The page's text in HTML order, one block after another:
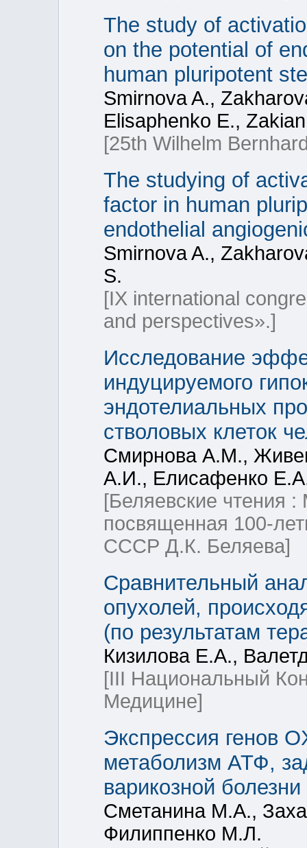
The study of
on the potential of
human pluripotent
Smirnova A.,
Elisaphenko E.,
[25th Wilhelm
The studying of
factor in human
endothelial
Smirnova A.,
S.
[IX international
and perspectives».]
Исследование
индуцируемого
эндотелиальных
стволовых клеток
Смирнова А.М.,
А.И., Елисафенко
[Беляевские чтения
посвященная 100-
СССР Д.К. Беляева]
Сравнительный
опухолей,
(по результатам
Кизилова Е.А.,
[III Национальный
Медицине]
Экспрессия генов
метаболизм АТФ,
варикозной
Сметанина М.А.,
Филиппенко М.Л.